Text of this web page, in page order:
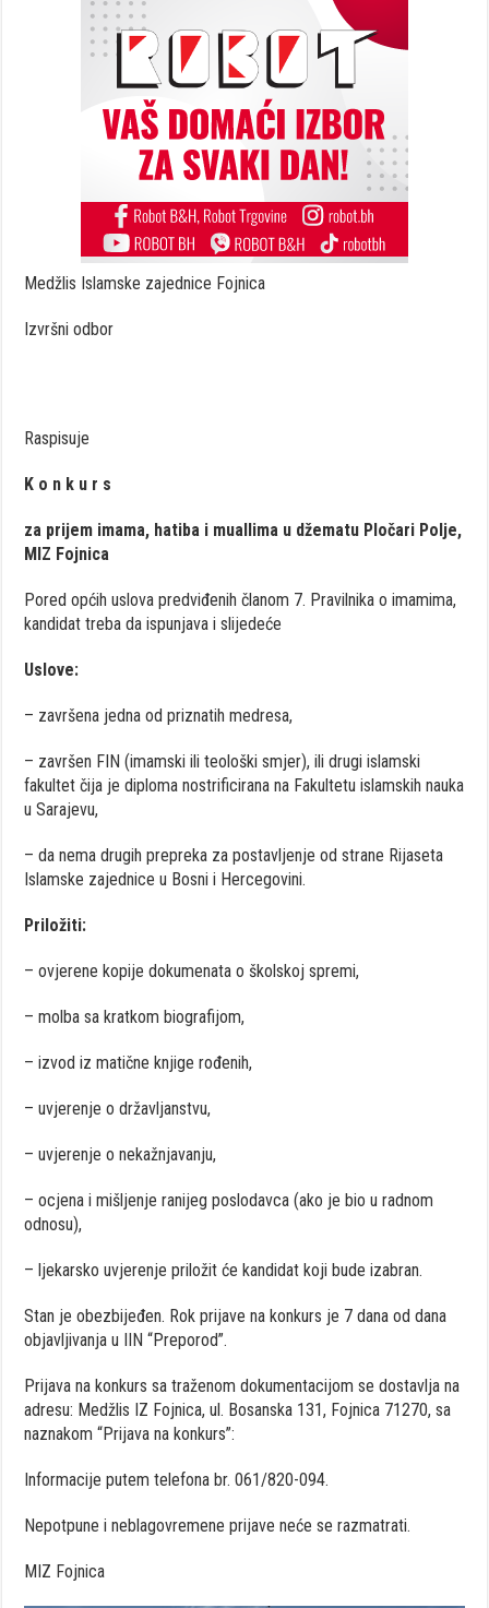
Medžlis Islamske zajednice Fojnica
Izvršni odbor
Raspisuje
K o n k u r s
za prijem imama, hatiba i muallima u džematu Pločari Polje,
MIZ Fojnica
Pored općih uslova predviđenih članom 7. Pravilnika o imamima,
kandidat treba da ispunjava i slijedeće
Uslove:
– završena jedna od priznatih medresa,
– završen FIN (imamski ili teološki smjer), ili drugi islamski
fakultet čija je diploma nostrificirana na Fakultetu islamskih nauka
u Sarajevu,
– da nema drugih prepreka za postavljenje od strane Rijaseta
Islamske zajednice u Bosni i Hercegovini.
Priložiti:
– ovjerene kopije dokumenata o školskoj spremi,
– molba sa kratkom biografijom,
– izvod iz matične knjige rođenih,
– uvjerenje o državljanstvu,
– uvjerenje o nekažnjavanju,
– ocjena i mišljenje ranijeg poslodavca (ako je bio u radnom
odnosu),
– ljekarsko uvjerenje priložit će kandidat koji bude izabran.
Stan je obezbijeđen. Rok prijave na konkurs je 7 dana od dana
objavljivanja u IIN “Preporod”.
Prijava na konkurs sa traženom dokumentacijom se dostavlja na
adresu: Medžlis IZ Fojnica, ul. Bosanska 131, Fojnica 71270, sa
naznakom “Prijava na konkurs”:
Informacije putem telefona br. 061/820-094.
Nepotpune i neblagovremene prijave neće se razmatrati.
MIZ Fojnica